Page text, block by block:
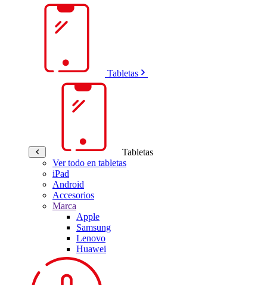
Tabletas
Tabletas
Ver todo en tabletas
iPad
Android
Accesorios
Marca
Apple
Samsung
Lenovo
Huawei